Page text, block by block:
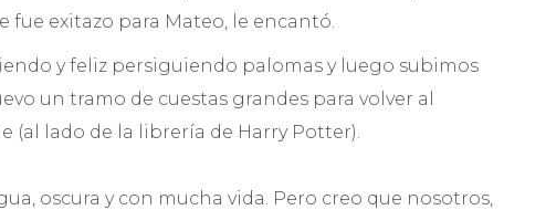
fue exitazo para Mateo, le encantó.
y feliz persiguiendo palomas y luego subimos
un tramo de cuestas grandes para volver al
(al lado de la librería de Harry Potter).
oscura y con mucha vida. Pero creo que nosotros,